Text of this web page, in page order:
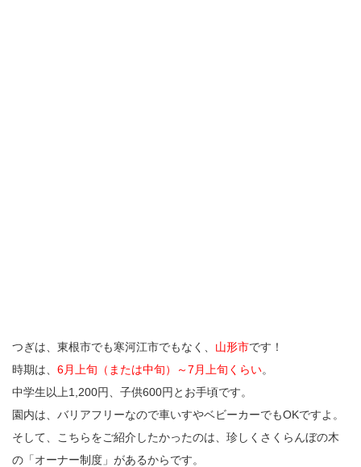
つぎは、東根市でも寒河江市でもなく、 山形市です！
時期は、 6月上旬（または中旬）～7月上旬くらい。
中学生以上1,200円、子供600円とお手頃です。
園内は、バリアフリーなので車いすやベビーカーでもOKですよ。
そして、こちらをご紹介したかったのは、珍しくさくらんぼの木
の「オーナー制度」があるからです。